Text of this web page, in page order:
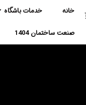
خانه خدمات باشگاه
صنعت ساختمان 1404